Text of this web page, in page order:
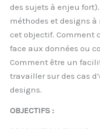
des sujets à enjeu
méthodes et designs
cet objectif. Comment
face aux données ou
Comment être un
travailler sur des cas
designs.
OBJECTIFS :